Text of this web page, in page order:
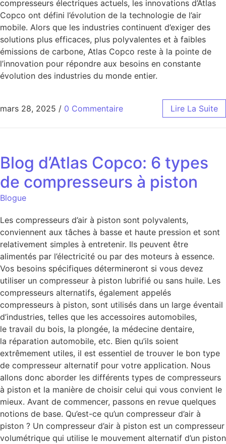
compresseurs électriques actuels, les innovations d’Atlas
Copco ont défini l’évolution de la technologie de l’air
mobile. Alors que les industries continuent d’exiger des
solutions plus efficaces, plus polyvalentes et à faibles
émissions de carbone, Atlas Copco reste à la pointe de
l’innovation pour répondre aux besoins en constante
évolution des industries du monde entier.
mars 28, 2025 / 0 Commentaire Lire La Suite
Blog d’Atlas Copco: 6 types
de compresseurs à piston
Blogue
Les compresseurs d’air à piston sont polyvalents,
conviennent aux tâches à basse et haute pression et sont
relativement simples à entretenir. Ils peuvent être
alimentés par l’électricité ou par des moteurs à essence.
Vos besoins spécifiques détermineront si vous devez
utiliser un compresseur à piston lubrifié ou sans huile. Les
compresseurs alternatifs, également appelés
compresseurs à piston, sont utilisés dans un large éventail
d’industries, telles que les accessoires automobiles,
le travail du bois, la plongée, la médecine dentaire,
la réparation automobile, etc. Bien qu’ils soient
extrêmement utiles, il est essentiel de trouver le bon type
de compresseur alternatif pour votre application. Nous
allons donc aborder les différents types de compresseurs
à piston et la manière de choisir celui qui vous convient le
mieux. Avant de commencer, passons en revue quelques
notions de base. Qu’est-ce qu’un compresseur d’air à
piston ? Un compresseur d’air à piston est un compresseur
volumétrique qui utilise le mouvement alternatif d’un piston